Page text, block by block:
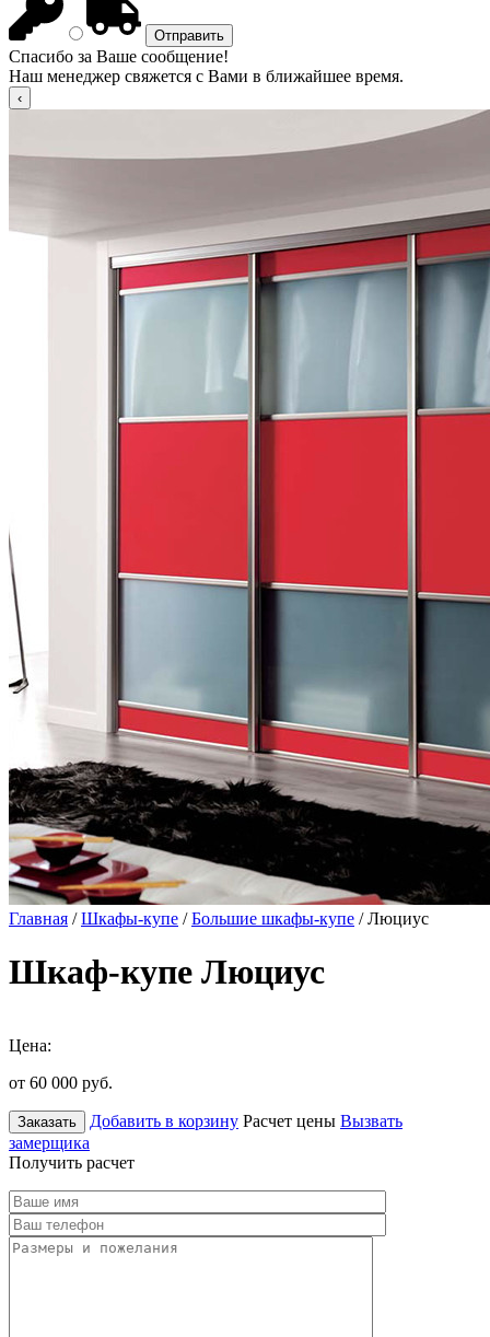
Спасибо за Ваше сообщение!
Наш менеджер свяжется с Вами в ближайшее время.
Главная /Шкафы-купе /Большие шкафы-купе / Люциус
Шкаф-купе Люциус
Цена:
от 60 000 руб.
Заказать Добавить в корзину Расчет цены Вызвать
замерщика
Получить расчет